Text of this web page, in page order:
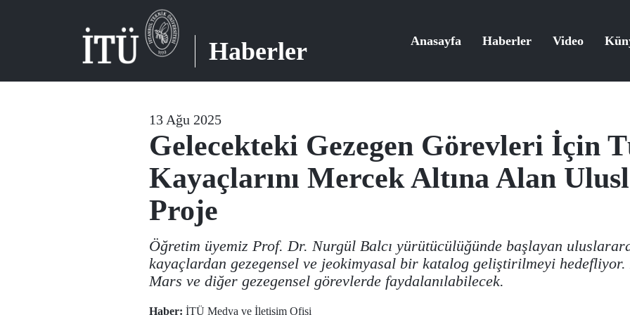
Haberler Anasayfa Haberler Video
13 Ağu 2025
Gelecekteki Gezegen Görevleri İçin
Kayaçlarını Mercek Altına Alan
Proje
Öğretim üyemiz Prof. Dr. Nurgül Balcı yürütücülüğünde başlayan
kayaçlardan gezegensel ve jeokimyasal bir katalog geliştirilmeyi
Mars ve diğer gezegensel görevlerde faydalanılabilecek.
Haber: İTÜ Medya ve İletişim Ofisi